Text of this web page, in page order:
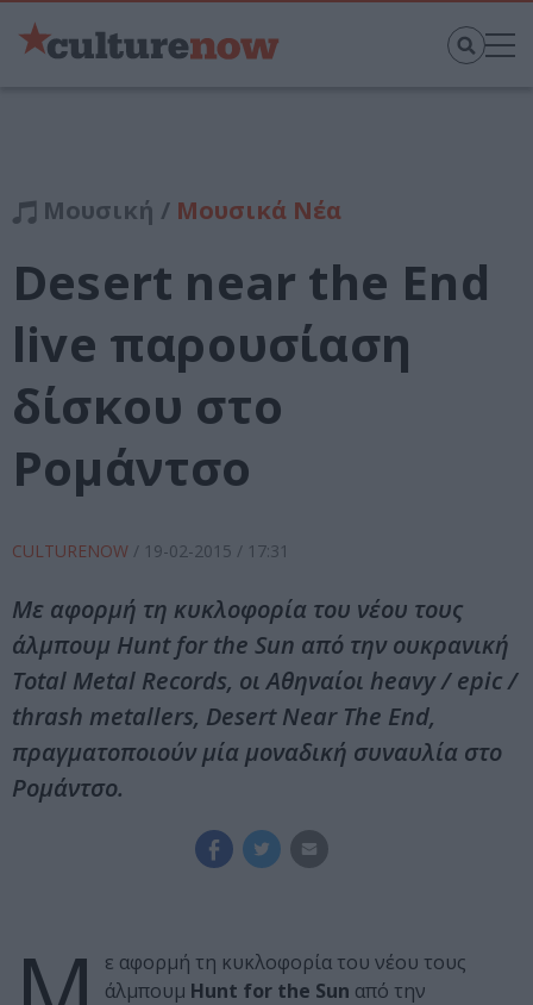
Μουσική / Μουσικά Νέα
Desert near the End
live παρουσίαση
δίσκου στο
Ρομάντσο
CULTURENOW / 19-02-2015 / 17:31
Με αφορμή τη κυκλοφορία του νέου τους
άλμπουμ Hunt for the Sun από την ουκρανική
Total Metal Records, οι Αθηναίοι heavy / epic /
thrash metallers, Desert Near The End,
πραγματοποιούν μία μοναδική συναυλία στο
Ρομάντσο.
ε αφορμή τη κυκλοφορία του νέου τους
άλμπουμ Hunt for the Sun από την